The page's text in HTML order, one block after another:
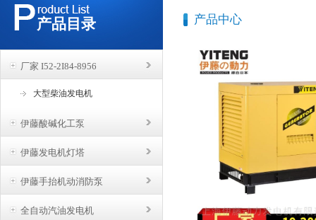
产品目录
厂家 I52-2I84-8956
大型柴油发电机
伊藤酸碱化工泵
伊藤发电机灯塔
伊藤手抬机动消防泵
全自动汽油发电机
产品中心